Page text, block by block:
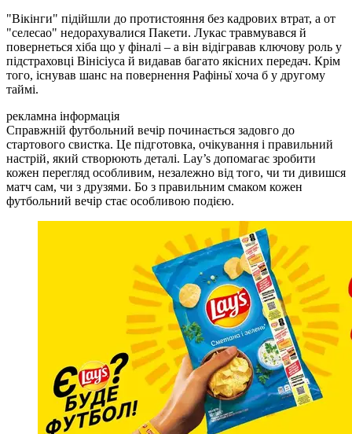
"Вікінги" підійшли до протистояння без кадрових втрат, а от
"селесао" недорахувалися Пакети. Лукас травмувався й
повернеться хіба що у фіналі – а він відігравав ключову роль у
підстраховці Вінісіуса й видавав багато якісних передач. Крім
того, існував шанс на повернення Рафіньї хоча б у другому
таймі.
рекламна інформація
Справжній футбольний вечір починається задовго до
стартового свистка. Це підготовка, очікування і правильний
настрій, який створюють деталі. Lay’s допомагає зробити
кожен перегляд особливим, незалежно від того, чи ти дивишся
матч сам, чи з друзями. Бо з правильним смаком кожен
футбольний вечір стає особливою подією.